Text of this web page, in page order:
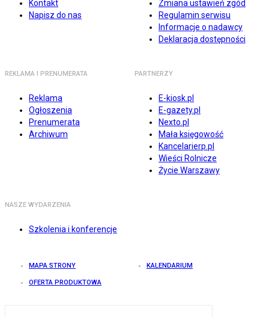
Kontakt
Napisz do nas
Zmiana ustawień zgód
Regulamin serwisu
Informacje o nadawcy
Deklaracja dostępności
REKLAMA I PRENUMERATA
Reklama
Ogłoszenia
Prenumerata
Archiwum
PARTNERZY
E-kiosk.pl
E-gazety.pl
Nexto.pl
Mała księgowość
Kancelarierp.pl
Wieści Rolnicze
Życie Warszawy
NASZE WYDARZENIA
Szkolenia i konferencje
MAPA STRONY KALENDARIUM
OFERTA PRODUKTOWA